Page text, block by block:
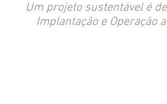
Um projeto sustentável é
Implantação e Operação